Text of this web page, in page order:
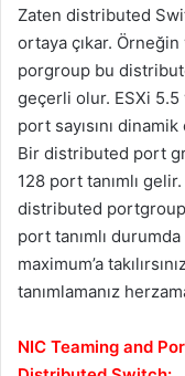
Zaten distributed
ortaya çıkar.
porgroup bu
geçerli olur. ESXi
port sayısını
Bir distributed port
128 port tanımlı
distributed
port tanımlı
maximum’a
tanımlamanız
NIC Teaming and